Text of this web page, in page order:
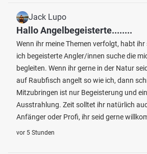
Jack Lupo
Hallo Angelbegeisterte........
Wenn ihr meine Themen verfolgt, habt ihr
ich begeisterte Angler/innen suche die
begleiten. Wenn ihr gerne in der Natur
auf Raubfisch angelt so wie ich, dann
Mitzubringen ist nur Begeisterung und
Ausstrahlung. Zeit solltet ihr natürlich
Anfänger oder Profi, ihr seid gerne
vor 5 Stunden